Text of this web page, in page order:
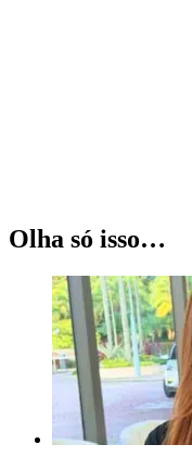
Olha só isso…